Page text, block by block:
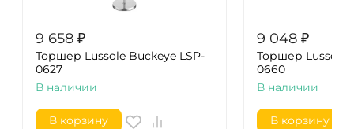
9 658 ₽
Торшер Lussole Buckeye LSP-
0627
В наличии
В корзину
9 048 ₽
Торшер Lussole
0660
В наличии
В корзину